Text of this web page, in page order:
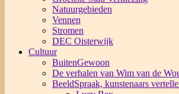
Natuurgebieden
Vennen
Stromen
DEC Oisterwijk
Cultuur
BuitenGewoon
De verhalen van Wim van de
BeeldSpraak, kunstenaars